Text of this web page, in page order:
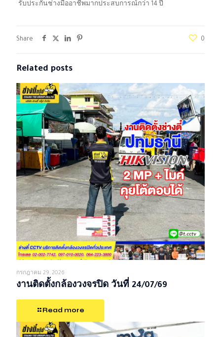
รับประกันช่างมืออาชีพมากประสบการณ์กว่า 14 ปี
Share 0
Related posts
กรกฎาคม 29, 2026
งานติดตั้งกล้องวงจรปิด วันที่ 24/07/69
Read more